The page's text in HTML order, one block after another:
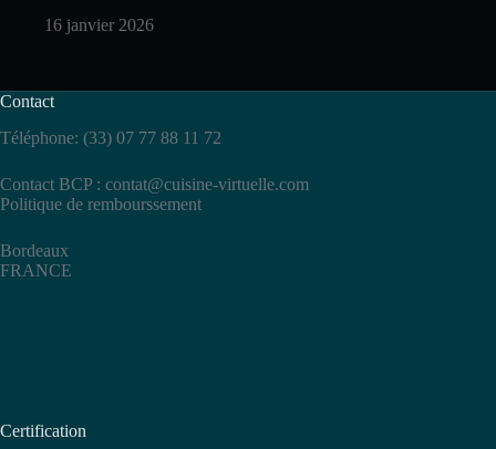
16 janvier 2026
Contact
Téléphone: (33) 07 77 88 11 72
Contact BCP : contat@cuisine-virtuelle.com
Politique de rembourssement
Bordeaux
FRANCE
Certification